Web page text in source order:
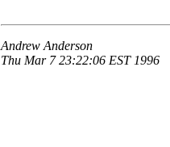
Andrew Anderson
Thu Mar 7 23:22:06 EST 1996